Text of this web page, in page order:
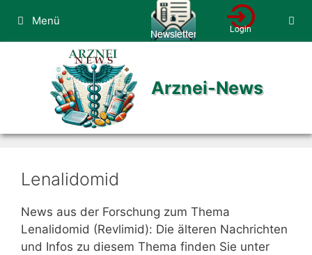
Inhalt
springen
Menü
Arznei-News
Lenalidomid
News aus der Forschung zum Thema
Lenalidomid (Revlimid): Die älteren Nachrichten
und Infos zu diesem Thema finden Sie unter